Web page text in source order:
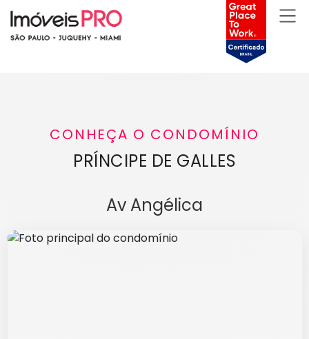
CONHEÇA O CONDOMÍNIO
PRÍNCIPE DE GALLES
Av Angélica